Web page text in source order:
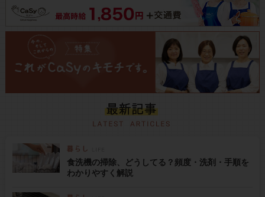
食洗機の掃除、どうしてる？頻度・洗剤・手順を
わかりやすく解説